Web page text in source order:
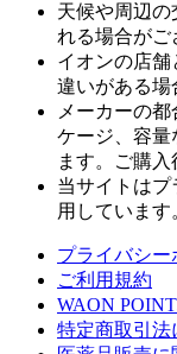
天候や周辺
れる場合がご
イオンの店
違いがある場
メーカーの
ケージ、容量
ます。ご購入
当サイトはプ
用しています
プライバシー
ご利用規約
WAON
特定商取引法